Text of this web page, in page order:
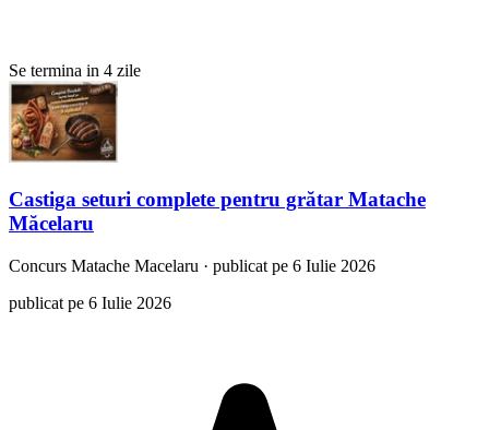
Se termina in 4 zile
Castiga seturi complete pentru grătar Matache
Măcelaru
Concurs Matache Macelaru · publicat pe 6 Iulie 2026
publicat pe 6 Iulie 2026